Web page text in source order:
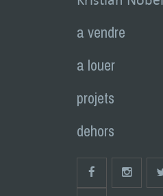
a vendre
a louer
projets
dehors